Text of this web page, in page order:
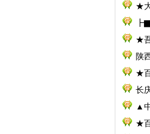
★
★
陕
★
长
▲
★